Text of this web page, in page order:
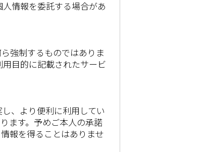
情報を委託する場合があ
強制するものではありま
目的に記載されたサービ
、より便利に利用してい
ます。予めご本人の承諾
報を得ることはありませ